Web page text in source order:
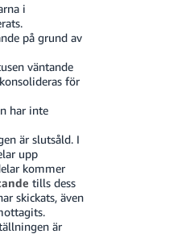
i
på grund av
väntande
för
har inte
är slutsåld. I
upp
kommer
tills dess
skickats, även
är